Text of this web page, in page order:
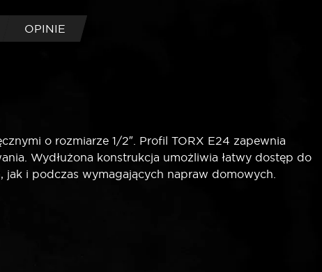
OPINIE
o rozmiarze 1/2″. Profil TORX E24 zapewnia
Wydłużona konstrukcja umożliwia łatwy dostęp do
i podczas wymagających napraw domowych.